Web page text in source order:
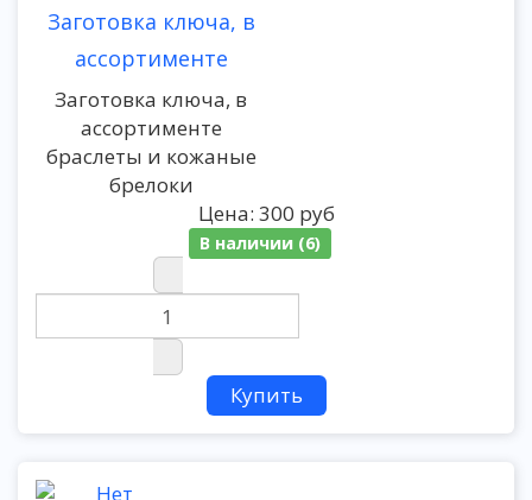
Заготовка ключа, в
ассортименте
Заготовка ключа, в
ассортименте
браслеты и кожаные
брелоки
Цена: 300 руб
В наличии (6)